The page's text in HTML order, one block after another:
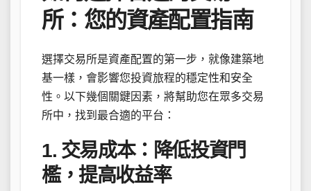
所：您的資產配置指南
選擇交易所是資產配置的第一步，就像建築地
基一樣，會影響您投資旅程的穩定性和安全
性。以下幾個關鍵因素，將幫助您在眾多交易
所中，找到最合適的平台：
1. 交易成本：降低投資門
檻，提高收益率